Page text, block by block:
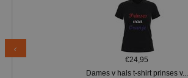
€24,95
Dames v hals t-shirt prinses v...